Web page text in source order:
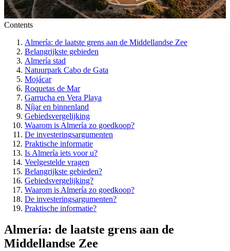
Contents
Almería: de laatste grens aan de Middellandse Zee
Belangrijkste gebieden
Almería stad
Natuurpark Cabo de Gata
Mojácar
Roquetas de Mar
Garrucha en Vera Playa
Níjar en binnenland
Gebiedsvergelijking
Waarom is Almería zo goedkoop?
De investeringsargumenten
Praktische informatie
Is Almería iets voor u?
Veelgestelde vragen
Belangrijkste gebieden?
Gebiedsvergelijking?
Waarom is Almería zo goedkoop?
De investeringsargumenten?
Praktische informatie?
Almería: de laatste grens aan de
Middellandse Zee